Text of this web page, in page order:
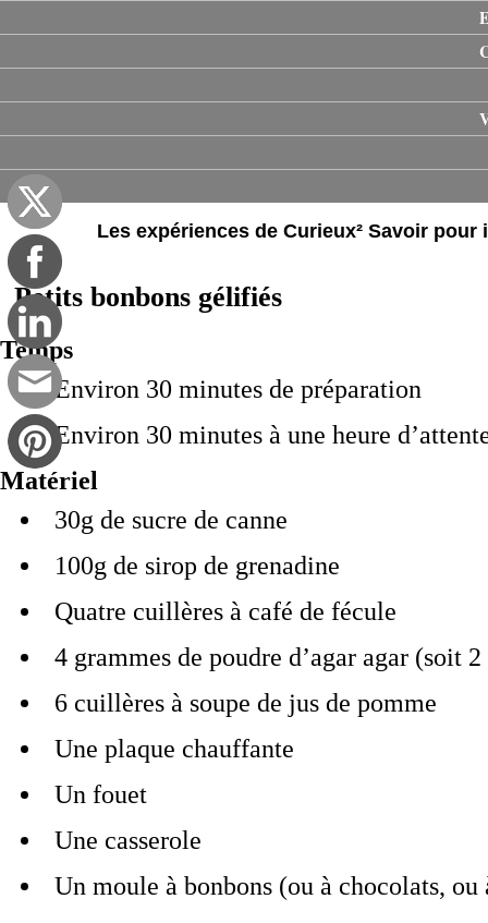
Les expériences de Curieux² Savoir
Petits bonbons gélifiés
Temps
Environ 30 minutes de préparation
Environ 30 minutes à une heure
Matériel
30g de sucre de canne
100g de sirop de grenadine
Quatre cuillères à café de fécule
4 grammes de poudre d’agar agar (soit
6 cuillères à soupe de jus de pomme
Une plaque chauffante
Un fouet
Une casserole
Un moule à bonbons (ou à chocolats,